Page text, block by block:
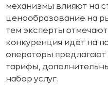
механизмы влияют на
ценообразование на
тем эксперты
конкуренция идёт на
операторы
тарифы,
набор услуг.